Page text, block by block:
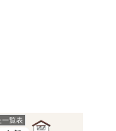
一覧表